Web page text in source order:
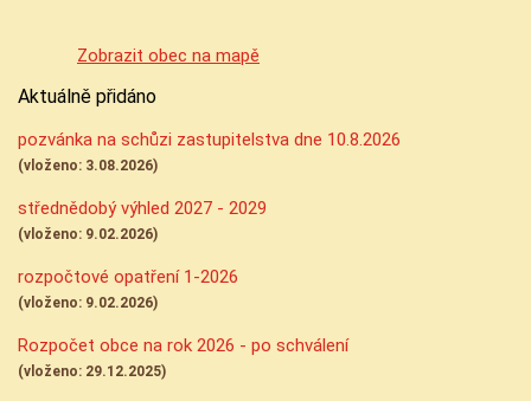
Zobrazit obec na mapě
Aktuálně přidáno
pozvánka na schůzi zastupitelstva dne 10.8.2026
(vloženo: 3.08.2026)
střednědobý výhled 2027 - 2029
(vloženo: 9.02.2026)
rozpočtové opatření 1-2026
(vloženo: 9.02.2026)
Rozpočet obce na rok 2026 - po schválení
(vloženo: 29.12.2025)